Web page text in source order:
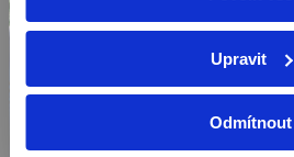
Upravit
Odmítnout